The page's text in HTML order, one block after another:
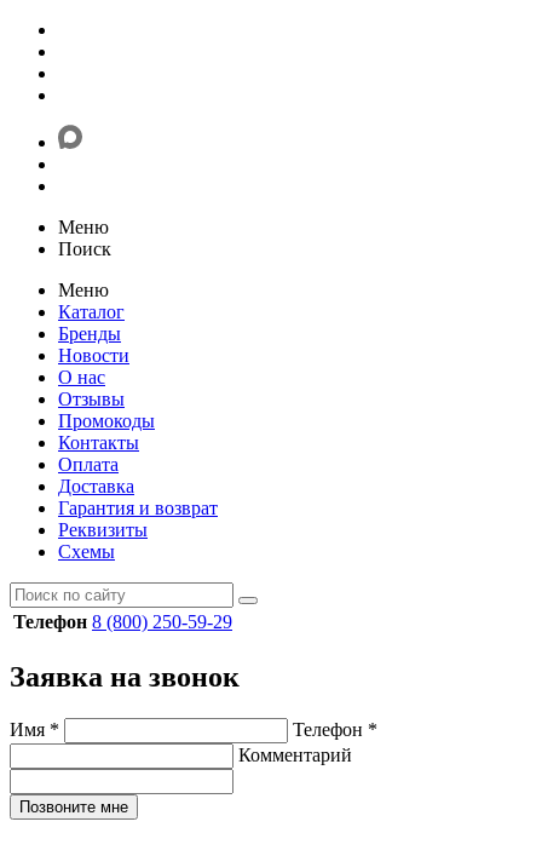
Меню
Поиск
Меню
Каталог
Бренды
Новости
О нас
Отзывы
Промокоды
Контакты
Оплата
Доставка
Гарантия и возврат
Реквизиты
Схемы
Телефон 8 (800) 250-59-29
Заявка на звонок
Имя * Телефон *
Комментарий
Позвоните мне